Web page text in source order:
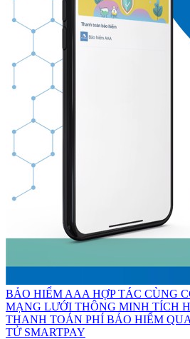
BẢO HIỂM AAA HỢP TÁC CÙNG
MẠNG LƯỚI THÔNG MINH TÍCH
THANH TOÁN PHÍ BẢO HIỂM
TỬ SMARTPAY